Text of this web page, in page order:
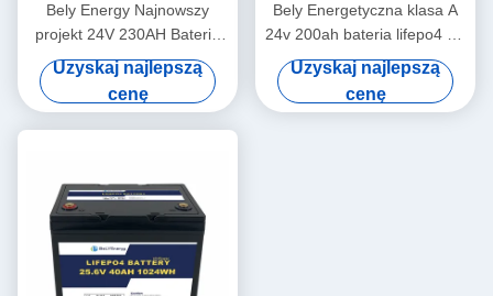
Bely Energy Najnowszy
projekt 24V 230AH Baterie
Bms dla jachty medycznej
Uzyskaj najlepszą
cenę
Bely Energetyczna klasa A
24v 200ah bateria lifepo4 Rv
Solar Lifepo4 Bateria morska
Deep Cycle
Uzyskaj najlepszą
cenę